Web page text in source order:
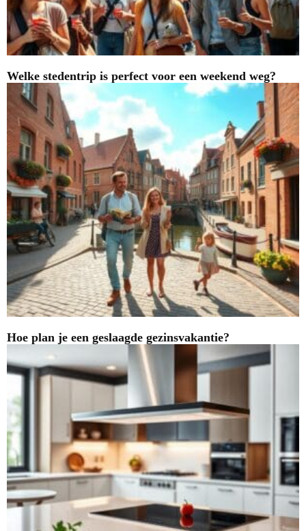
Welke stedentrip is perfect voor een weekend weg?
Hoe plan je een geslaagde gezinsvakantie?